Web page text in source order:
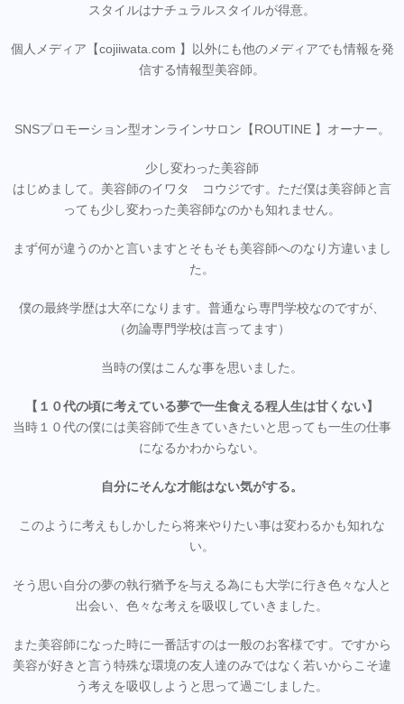
スタイルはナチュラルスタイルが得意。
個人メディア【cojiiwata.com 】以外にも他のメディアでも情報を発
信する情報型美容師。
SNSプロモーション型オンラインサロン【ROUTINE 】オーナー。
少し変わった美容師
はじめまして。美容師のイワタ コウジです。ただ僕は美容師と言
っても少し変わった美容師なのかも知れません。
まず何が違うのかと言いますとそもそも美容師へのなり方違いまし
た。
僕の最終学歴は大卒になります。普通なら専門学校なのですが、
（勿論専門学校は言ってます）
当時の僕はこんな事を思いました。
【１０代の頃に考えている夢で一生食える程人生は甘くない】
当時１０代の僕には美容師で生きていきたいと思っても一生の仕事
になるかわからない。
自分にそんな才能はない気がする。
このように考えもしかしたら将来やりたい事は変わるかも知れな
い。
そう思い自分の夢の執行猶予を与える為にも大学に行き色々な人と
出会い、色々な考えを吸収していきました。
また美容師になった時に一番話すのは一般のお客様です。ですから
美容が好きと言う特殊な環境の友人達のみではなく若いからこそ違
う考えを吸収しようと思って過ごしました。